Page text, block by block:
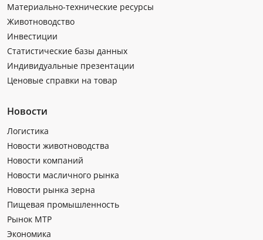
Материально-технические ресурсы
Животноводство
Инвестиции
Статистические базы данных
Индивидуальные презентации
Ценовые справки на товар
Новости
Логистика
Новости животноводства
Новости компаний
Новости масличного рынка
Новости рынка зерна
Пищевая промышленность
Рынок МТР
Экономика